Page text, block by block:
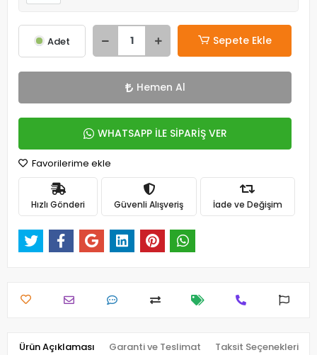
Adet Sepete Ekle
Hemen Al
WHATSAPP İLE SİPARİŞ VER
Favorilerime ekle
Hızlı Gönderi Güvenli Alışveriş İade ve Değişim
Ürün Açıklaması Garanti ve Teslimat Taksit Seçenekleri